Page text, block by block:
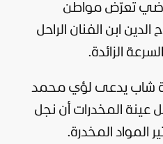
تعرّض مواطن
ابن الفنان الراحل
الزائدة.
شاب يدعى لؤي محمد
عينة المخدرات أن نجل
المواد المخدرة.